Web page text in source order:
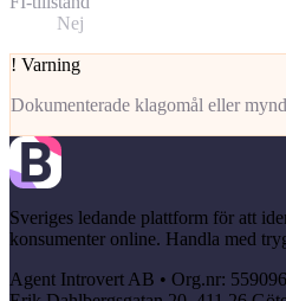
Nej
! Varning
Dokumenterade klagomål eller
Sveriges ledande plattform för att
konsumenter online. Handla med
Agent Introvert AB • Org.nr: